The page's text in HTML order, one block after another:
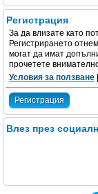
Регистрация
За да влизате като
Регистрирането
могат да имат
прочетете
Условия за ползване
Регистрация
Влез през